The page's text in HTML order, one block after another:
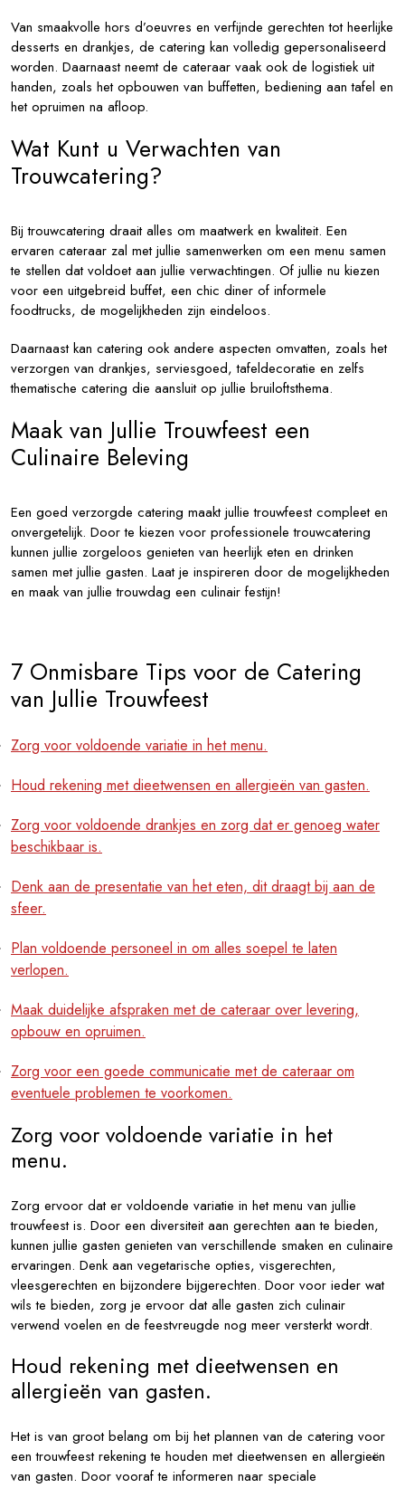
Van smaakvolle hors d’oeuvres en verfijnde gerechten tot heerlijke
desserts en drankjes, de catering kan volledig gepersonaliseerd
worden. Daarnaast neemt de cateraar vaak ook de logistiek uit
handen, zoals het opbouwen van buffetten, bediening aan tafel en
het opruimen na afloop.
Wat Kunt u Verwachten van
Trouwcatering?
Bij trouwcatering draait alles om maatwerk en kwaliteit. Een
ervaren cateraar zal met jullie samenwerken om een menu samen
te stellen dat voldoet aan jullie verwachtingen. Of jullie nu kiezen
voor een uitgebreid buffet, een chic diner of informele
foodtrucks, de mogelijkheden zijn eindeloos.
Daarnaast kan catering ook andere aspecten omvatten, zoals het
verzorgen van drankjes, serviesgoed, tafeldecoratie en zelfs
thematische catering die aansluit op jullie bruiloftsthema.
Maak van Jullie Trouwfeest een
Culinaire Beleving
Een goed verzorgde catering maakt jullie trouwfeest compleet en
onvergetelijk. Door te kiezen voor professionele trouwcatering
kunnen jullie zorgeloos genieten van heerlijk eten en drinken
samen met jullie gasten. Laat je inspireren door de mogelijkheden
en maak van jullie trouwdag een culinair festijn!
7 Onmisbare Tips voor de Catering
van Jullie Trouwfeest
Zorg voor voldoende variatie in het menu.
Houd rekening met dieetwensen en allergieën van gasten.
Zorg voor voldoende drankjes en zorg dat er genoeg water
beschikbaar is.
Denk aan de presentatie van het eten, dit draagt bij aan de
sfeer.
Plan voldoende personeel in om alles soepel te laten
verlopen.
Maak duidelijke afspraken met de cateraar over levering,
opbouw en opruimen.
Zorg voor een goede communicatie met de cateraar om
eventuele problemen te voorkomen.
Zorg voor voldoende variatie in het
menu.
Zorg ervoor dat er voldoende variatie in het menu van jullie
trouwfeest is. Door een diversiteit aan gerechten aan te bieden,
kunnen jullie gasten genieten van verschillende smaken en culinaire
ervaringen. Denk aan vegetarische opties, visgerechten,
vleesgerechten en bijzondere bijgerechten. Door voor ieder wat
wils te bieden, zorg je ervoor dat alle gasten zich culinair
verwend voelen en de feestvreugde nog meer versterkt wordt.
Houd rekening met dieetwensen en
allergieën van gasten.
Het is van groot belang om bij het plannen van de catering voor
een trouwfeest rekening te houden met dieetwensen en allergieën
van gasten. Door vooraf te informeren naar speciale